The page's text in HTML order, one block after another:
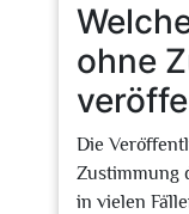
ohne
Die
Zustimmung
in vielen